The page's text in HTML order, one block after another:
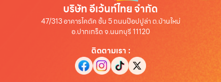
บริษัท อีเว้นท์ไทย จำกัด
47/313 อาคารไคตัค ชั้น 5 ถนนป๊อปปูล่า ต.บ้านใหม่
อ.ปากเกร็ด จ.นนทบุรี 11120
ติดตามเรา :